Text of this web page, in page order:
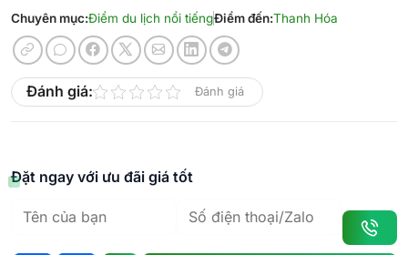
Chuyên mục:Điểm du lịch nổi tiếngĐiểm đến:Thanh Hóa
Đánh giá: Đánh giá
Đặt ngay với ưu đãi giá tốt